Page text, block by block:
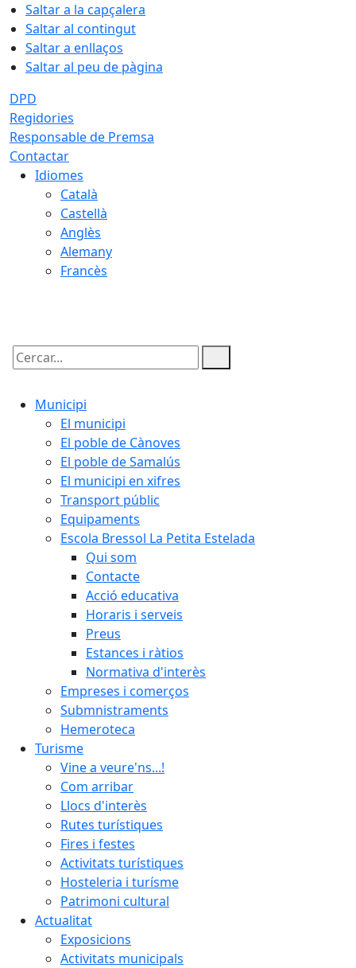
Saltar a la capçalera
Saltar al contingut
Saltar a enllaços
Saltar al peu de pàgina
DPD
Regidories
Responsable de Premsa
Contactar
Idiomes
Català
Castellà
Anglès
Alemany
Francès
Cercar:
Municipi
El municipi
El poble de Cànoves
El poble de Samalús
El municipi en xifres
Transport públic
Equipaments
Escola Bressol La Petita Estelada
Qui som
Contacte
Acció educativa
Horaris i serveis
Preus
Estances i ràtios
Normativa d'interès
Empreses i comerços
Submnistraments
Hemeroteca
Turisme
Vine a veure'ns...!
Com arribar
Llocs d'interès
Rutes turístiques
Fires i festes
Activitats turístiques
Hosteleria i turísme
Patrimoni cultural
Actualitat
Exposicions
Activitats municipals